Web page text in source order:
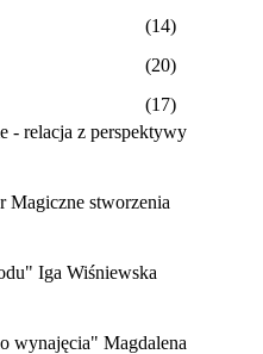
(14)
(20)
(17)
- relacja z perspektywy
stworzenia
Iga Wiśniewska
wynajęcia" Magdalena